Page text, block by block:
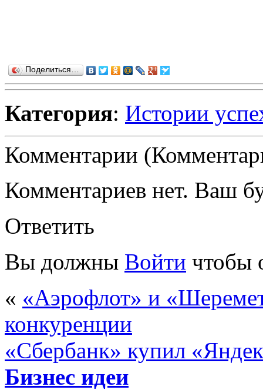
Поделиться…
Категория: Истории
Комментарии
Комментариев нет. Ваш
Ответить
Вы должны Войти чтобы
« «Аэрофлот» и
конкуренции
«Сбербанк» купил
Бизнес идеи